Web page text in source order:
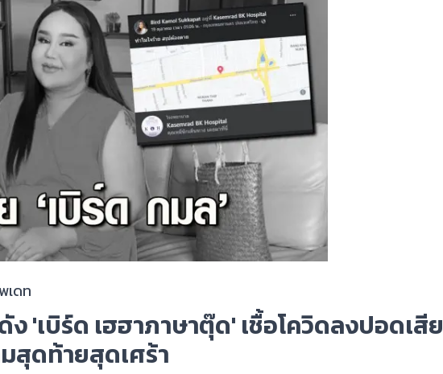
เดท
'เบิร์ด เฮฮาภาษาตุ๊ด' เชื้อโควิดลงปอดเสีย
สุดท้ายสุดเศร้า